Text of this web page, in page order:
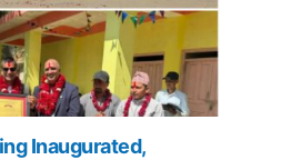
Inaugurated,